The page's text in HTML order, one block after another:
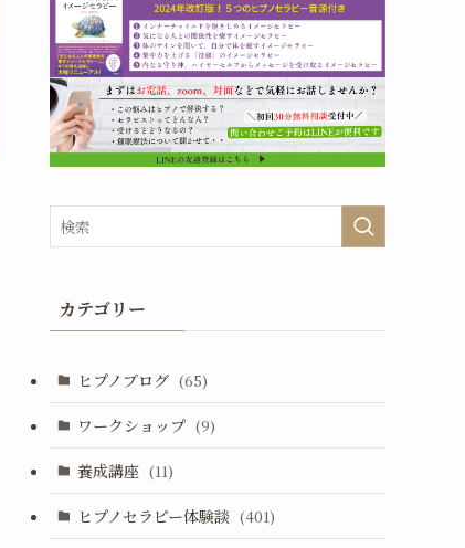
カテゴリー
ヒプノブログ (65)
ワークショップ (9)
養成講座 (11)
ヒプノセラピー体験談 (401)